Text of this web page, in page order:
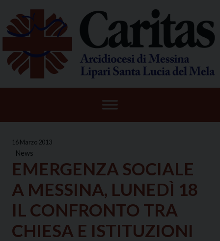
content
16 Marzo 2013
News
EMERGENZA SOCIALE
A MESSINA, LUNEDÌ 18
IL CONFRONTO TRA
CHIESA E ISTITUZIONI